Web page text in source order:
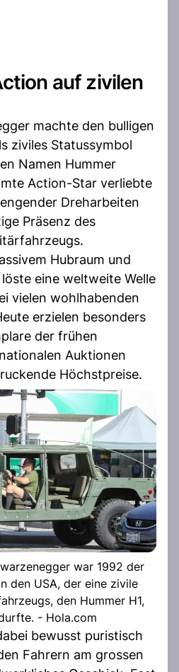
auf zivilen
machte den bulligen
ziviles Statussymbol
Namen Hummer
Action-Star verliebte
Dreharbeiten
Präsenz des
Hubraum und
eine weltweite Welle
vielen wohlhabenden
erzielen besonders
der frühen
Auktionen
Höchstpreise.
war 1992 der
den USA, der eine zivile
den Hummer H1,
- Hola.com
bewusst puristisch
Fahrern am grossen